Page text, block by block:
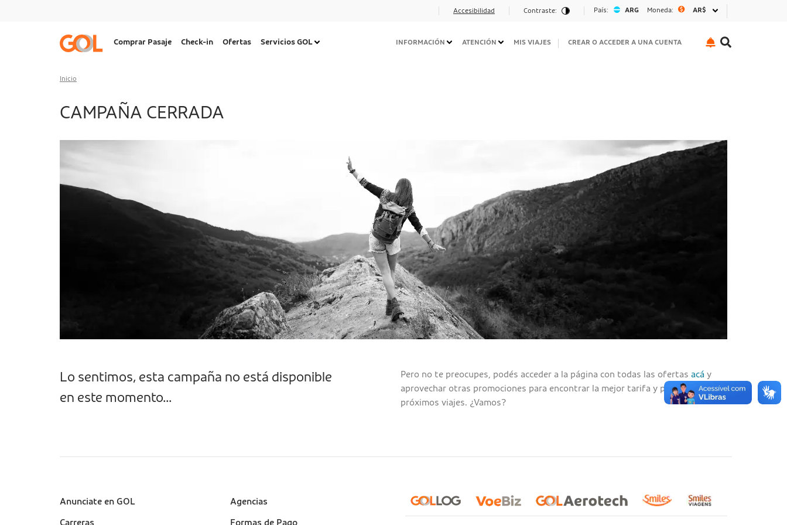
Accesibilidad Contraste: País: ARG Moneda: AR$
Navegação
Comprar Pasaje Check-in Ofertas Servicios GOL
Navegação
INFORMACIÓN ATENCIÓN MIS VIAJES CREAR O ACCEDER A UNA CUENTA
Inicio
CAMPAÑA CERRADA
Lo sentimos, esta campaña no está disponible
en este momento...
Pero no te preocupes, podés acceder a la página con todas las ofertas acá y
aprovechar otras promociones para encontrar la mejor tarifa y planificar tus
próximos viajes. ¿Vamos?
Sobre a Gol (footer)
Anunciate en GOL
Carreras
Suporte
Agencias
Formas de Pago